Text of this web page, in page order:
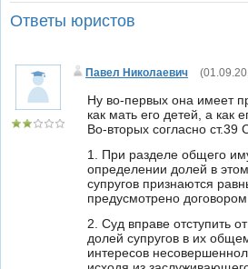
Ответы юристов
Павел Николаевич (
Ну во-первых она имеет
как мать его детей, а как
Во-вторых согласно
1. При разделе общего
определении долей в
супругов признаются
предусмотрено
2. Суд вправе отступить
долей супругов в их
интересов